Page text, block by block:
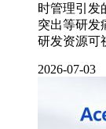
时管理引发
突出等研发
研发资源可
2026-07-03